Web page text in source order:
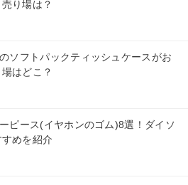
り場は？
ソフトパックティッシュケースがお
はどこ？
ピース(イヤホンのゴム)8選！ダイソ
めを紹介